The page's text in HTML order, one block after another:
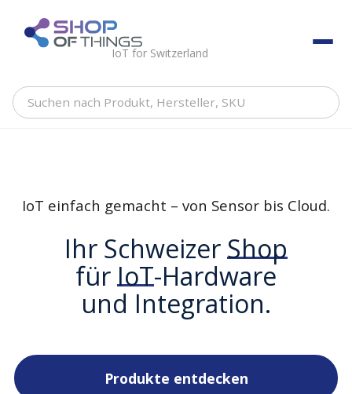
content ShopOfThings
IoT for Switzerland
Suchen
IoT einfach gemacht – von Sensor bis Cloud.
Ihr SchweizerShop
fürIoT-Hardware
und Integration.
Produkte entdecken